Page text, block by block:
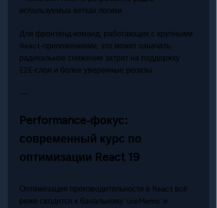
используемых ветках логики.
Для фронтенд‑команд, работающих с крупными
React‑приложениями, это может означать
радикальное снижение затрат на поддержку
E2E‑слоя и более уверенные релизы.
---
Performance‑фокус:
современный курс по
оптимизации React 19
Оптимизация производительности в React всё
реже сводится к банальному `useMemo` и